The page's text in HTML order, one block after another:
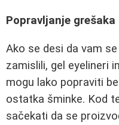
Popravljanje grešaka
Ako se desi da vam
zamislili, gel eyelineri
mogu lako popraviti
ostatka šminke. Kod
sačekati da se